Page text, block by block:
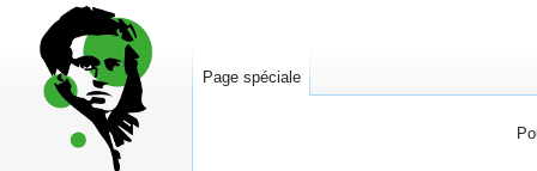
Page spéciale